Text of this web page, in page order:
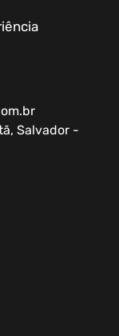
Salvador -